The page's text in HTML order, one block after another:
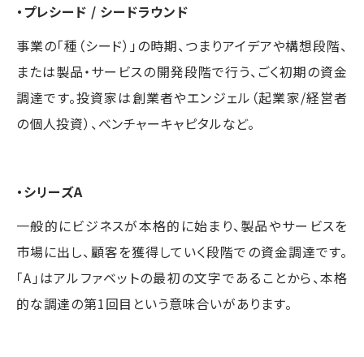
・プレシード / シードラウンド
事業の「種（シード）」の時期、つまりアイデアや構想段階、
または製品・サービスの開発段階で行う、ごく初期の資金
調達です。投資家は創業者やエンジェル（起業家/経営者
の個人投資）、ベンチャーキャピタルなど。
・シリーズA
一般的にビジネスが本格的に始まり、製品やサービスを
市場に出し、顧客を獲得していく段階での資金調達です。
「A」はアルファベットの最初の文字であることから、本格
的な調達の第1回目という意味合いがあります。